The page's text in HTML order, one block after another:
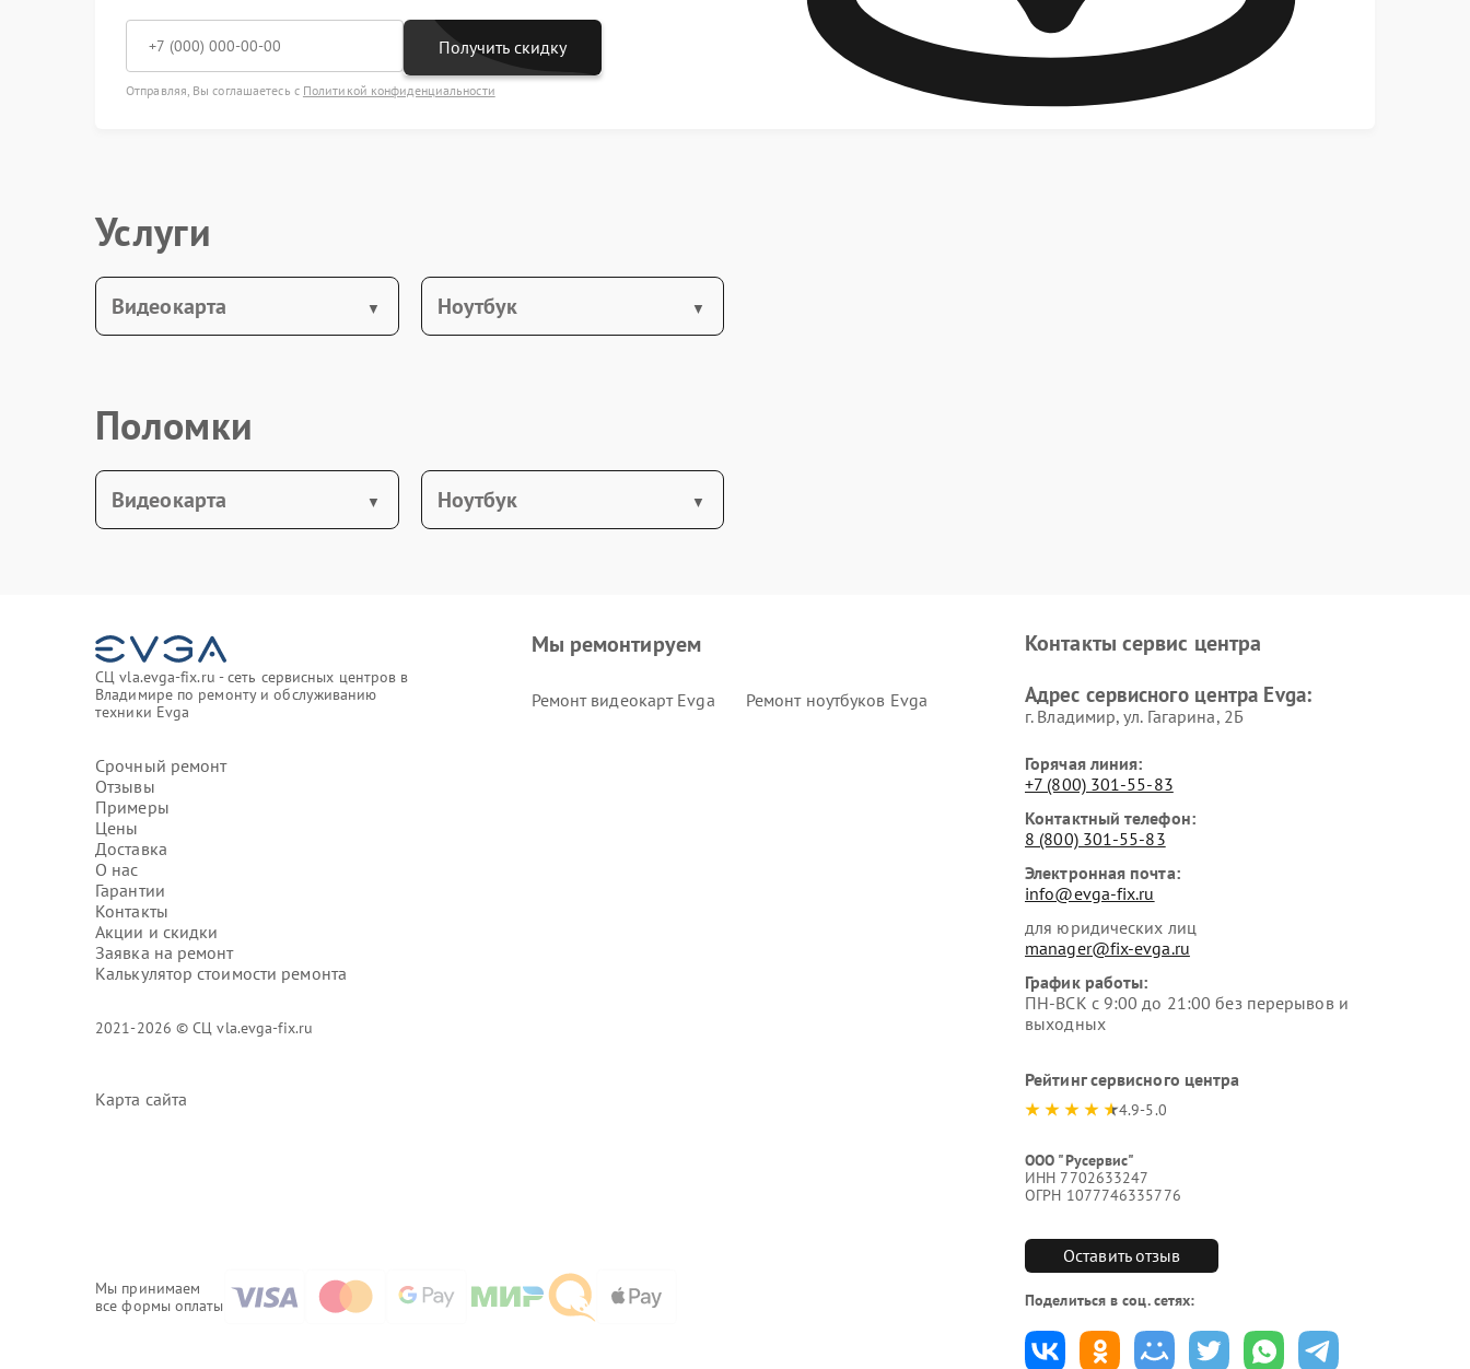
Получить скидку
Отправляя, Вы соглашаетесь с Политикой конфиденциальности
Услуги
Видеокарта Ноутбук
Поломки
Видеокарта Ноутбук
СЦ vla.evga-fix.ru - сеть сервисных центров в
Владимире по ремонту и обслуживанию
техники Evga
Срочный ремонт
Отзывы
Примеры
Цены
Доставка
О нас
Гарантии
Контакты
Акции и скидки
Заявка на ремонт
Калькулятор стоимости ремонта
2021-2026 © СЦ vla.evga-fix.ru
Карта сайта
Мы принимаем
все формы оплаты
Мы ремонтируем
Ремонт видеокарт Evga Ремонт ноутбуков Evga
Контакты сервис центра
Адрес сервисного центра Evga:
г. Владимир, ул. Гагарина, 2Б
Горячая линия:
+7 (800) 301-55-83
Контактный телефон:
8 (800) 301-55-83
Электронная почта:
info@evga-fix.ru
для юридических лиц
manager@fix-evga.ru
График работы:
ПН-ВСК с 9:00 до 21:00 без перерывов и
выходных
Рейтинг сервисного центра
4.9-5.0
ООО "Русервис"
ИНН 7702633247
ОГРН 1077746335776
Оставить отзыв
Поделиться в соц. сетях: